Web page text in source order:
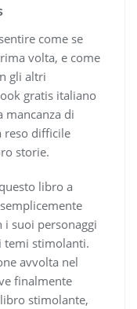
come se
volta, e come
gli altri
gratis italiano
mancanza di
reso difficile
storie.
libro a
i suoi personaggi
temi stimolanti.
avvolta nel
finalmente
stimolante,